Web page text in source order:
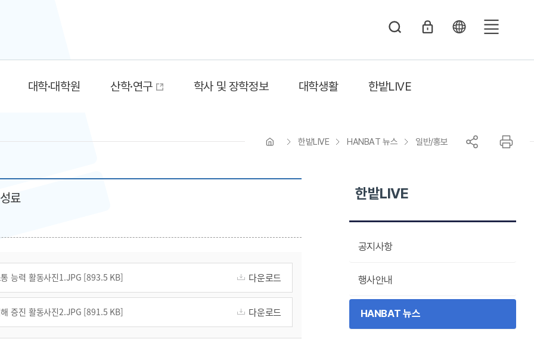
체
대학·대학원 산학·연구 학사 및 장학정보 대학생활 한밭LIVE
한밭LIVE HANBAT 뉴스 일반/홍보
한밭LIVE
공지사항
행사안내
HANBAT 뉴스
료
능력 활동사진1.JPG [893.5 KB] 다운로드
증진 활동사진2.JPG [891.5 KB] 다운로드